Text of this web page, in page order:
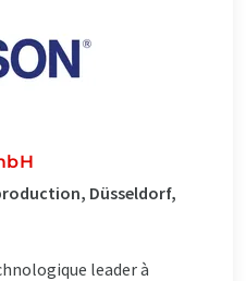
Düsseldorf,
leader à